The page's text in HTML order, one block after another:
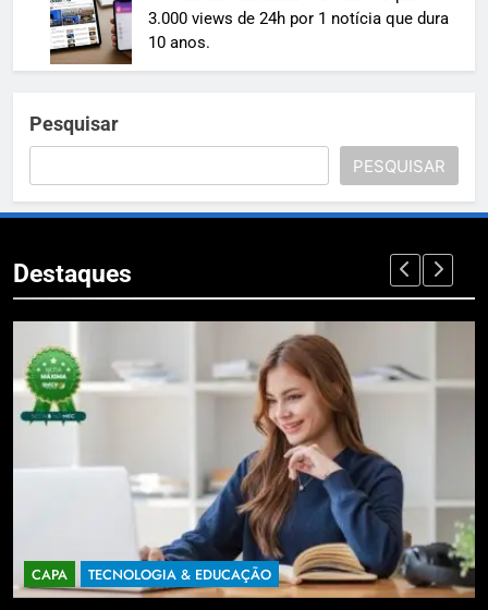
3.000 views de 24h por 1 notícia que dura
10 anos.
Pesquisar
PESQUISAR
Destaques
CAPA TECNOLOGIA & EDUCAÇÃO